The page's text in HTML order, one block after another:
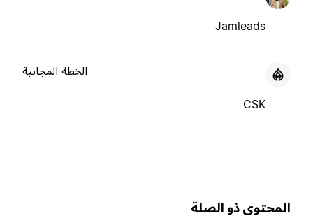
Jamleads
الخطة المجانية
ذو الصلة